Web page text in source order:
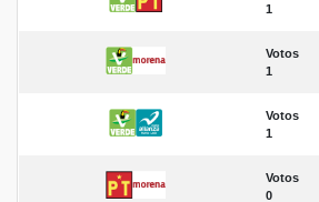
1
Votos
1
Votos
1
Votos
0